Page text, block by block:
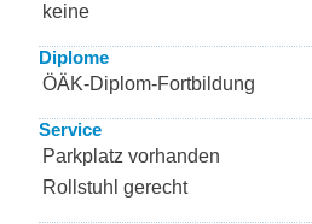
keine
Diplome
ÖÄK-Diplom-Fortbildung
Service
Parkplatz vorhanden
Rollstuhl gerecht